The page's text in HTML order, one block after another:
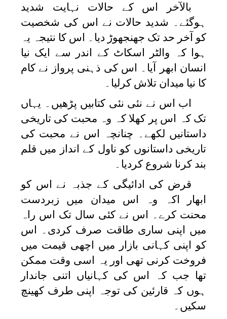
بالآخر اس کے حالات نہایت شدید
ہوگئے۔ شدید حالات نے اس کی شخصیت
کو آخر حد تک جھنجھوڑ دیا۔ اس کا نتیجہ یہ
ہوا کہ والٹر اسکاٹ کے اندر سے ایک نیا
انسان ابھر آیا۔ اس کی ذہنی پرواز نے کام
کا نیا میدان تلاش کرلیا۔
اب اس نے نئی نئی کتابیں پڑھیں۔ یہاں
تک کہ اس پر کھلا کہ وہ محبت کی تاریخی
داستانیں لکھے۔ چنانچہ اس نے محبت کی
تاریخی داستانوں کو ناول کے انداز میں قلم
بند کرنا شروع کردیا۔
قرض کی ادائیگی کے جذبہ نے اس کو
ابھار اکہ وہ اس میدان میں زبردست
محنت کرے۔ اس نے کئی سال تک اس راہ
میں اپنی ساری طاقت صرف کردی۔ اس
کو اپنی کہانی بازار میں اچھی قیمت میں
فروخت کرنی تھی اور یہ اسی وقت ممکن
تھا جب کہ اس کی کہانیاں اتنی جاندار
ہوں کہ قارئین کی توجہ اپنی طرف کھینچ
سکیں۔